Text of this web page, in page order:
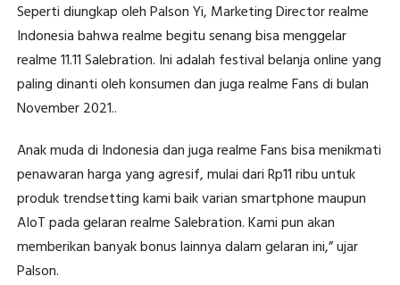
Seperti diungkap oleh Palson Yi, Marketing Director realme
Indonesia bahwa realme begitu senang bisa menggelar
realme 11.11 Salebration. Ini adalah festival belanja online yang
paling dinanti oleh konsumen dan juga realme Fans di bulan
November 2021..
Anak muda di Indonesia dan juga realme Fans bisa menikmati
penawaran harga yang agresif, mulai dari Rp11 ribu untuk
produk trendsetting kami baik varian smartphone maupun
AIoT pada gelaran realme Salebration. Kami pun akan
memberikan banyak bonus lainnya dalam gelaran ini,” ujar
Palson.